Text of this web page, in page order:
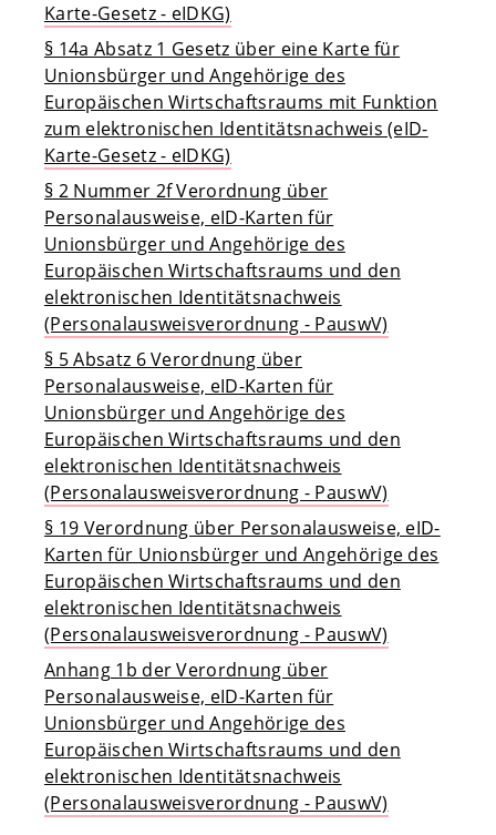
Karte-Gesetz - eIDKG)
§ 14a Absatz 1 Gesetz über eine Karte für
Unionsbürger und Angehörige des
Europäischen Wirtschaftsraums mit Funktion
zum elektronischen Identitätsnachweis (eID-
Karte-Gesetz - eIDKG)
§ 2 Nummer 2f Verordnung über
Personalausweise, eID-Karten für
Unionsbürger und Angehörige des
Europäischen Wirtschaftsraums und den
elektronischen Identitätsnachweis
(Personalausweisverordnung - PauswV)
§ 5 Absatz 6 Verordnung über
Personalausweise, eID-Karten für
Unionsbürger und Angehörige des
Europäischen Wirtschaftsraums und den
elektronischen Identitätsnachweis
(Personalausweisverordnung - PauswV)
§ 19 Verordnung über Personalausweise, eID-
Karten für Unionsbürger und Angehörige des
Europäischen Wirtschaftsraums und den
elektronischen Identitätsnachweis
(Personalausweisverordnung - PauswV)
Anhang 1b der Verordnung über
Personalausweise, eID-Karten für
Unionsbürger und Angehörige des
Europäischen Wirtschaftsraums und den
elektronischen Identitätsnachweis
(Personalausweisverordnung - PauswV)